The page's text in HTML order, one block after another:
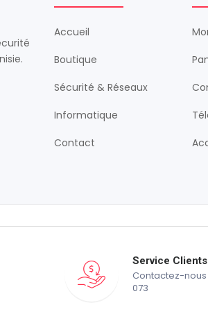
Accueil
Boutique
Sécurité & Réseaux
Informatique
Contact
Service
Contactez-nous
073